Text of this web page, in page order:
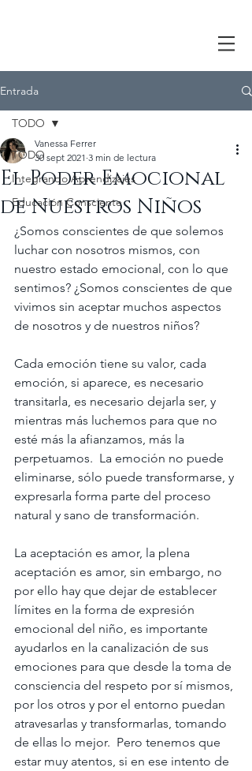
Entrada
TODO
Integrando Aprendizajes
Educación Consciente
TODO
El Poder Emocional
de Nuestros Niños
Vanessa Ferrer
30 sept 2021 3 min de lectura
¿Somos conscientes de que solemos
luchar con nosotros mismos, con
nuestro estado emocional, con lo que
sentimos? ¿Somos conscientes de que
vivimos sin aceptar muchos aspectos
de nosotros y de nuestros niños?
Cada emoción tiene su valor, cada
emoción, si aparece, es necesario
transitarla, es necesario dejarla ser, y
mientras más luchemos para que no
esté más la afianzamos, más la
perpetuamos.  La emoción no puede
eliminarse, sólo puede transformarse, y
expresarla forma parte del proceso
natural y sano de transformación.
La aceptación es amor, la plena
aceptación es amor, sin embargo, no
por ello hay que dejar de establecer
límites en la forma de expresión
emocional del niño, es importante
ayudarlos en la canalización de sus
emociones para que desde la toma de
consciencia del respeto por sí mismos,
por los otros y por el entorno puedan
atravesarlas y transformarlas, tomando
de ellas lo mejor.  Pero tenemos que
estar muy atentos, si en ese intento de